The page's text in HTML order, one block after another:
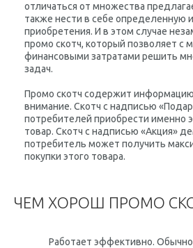
отличаться от множества
также нести в себе определенную
приобретения. И в этом случае
промо скотч, который позволяет с
финансовыми затратами решить
задач.
Промо скотч содержит
внимание. Скотч с надписью
потребителей приобрести именно
товар. Скотч с надписью «Акция»
потребитель может получить
покупки этого товара.
ЧЕМ ХОРОШ ПРОМО
Работает эффективно.